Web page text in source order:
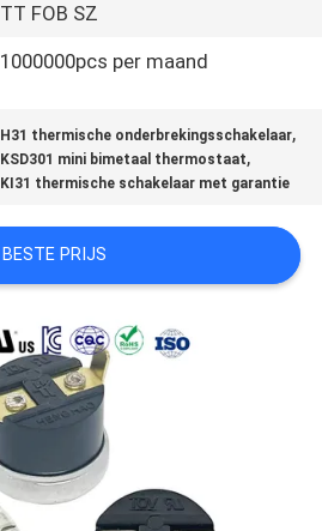
TT FOB SZ
1000000pcs per maand
H31 thermische onderbrekingsschakelaar,
KSD301 mini bimetaal thermostaat,
KI31 thermische schakelaar met garantie
BESTE PRIJS